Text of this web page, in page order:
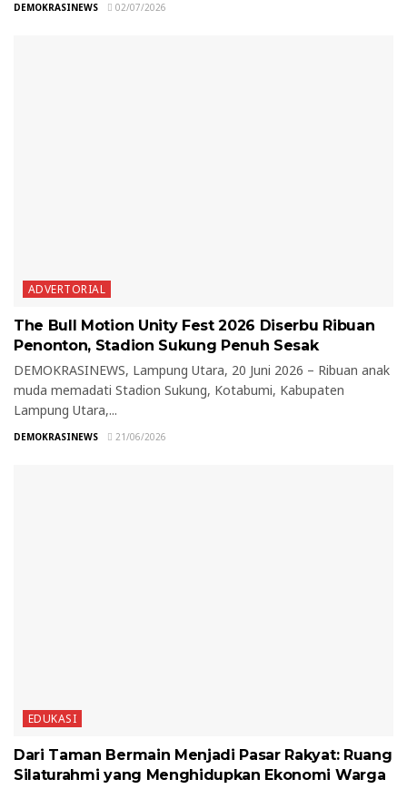
DEMOKRASINEWS 02/07/2026
ADVERTORIAL
The Bull Motion Unity Fest 2026 Diserbu Ribuan
Penonton, Stadion Sukung Penuh Sesak
DEMOKRASINEWS, Lampung Utara, 20 Juni 2026 – Ribuan anak
muda memadati Stadion Sukung, Kotabumi, Kabupaten
Lampung Utara,...
DEMOKRASINEWS 21/06/2026
EDUKASI
Dari Taman Bermain Menjadi Pasar Rakyat: Ruang
Silaturahmi yang Menghidupkan Ekonomi Warga